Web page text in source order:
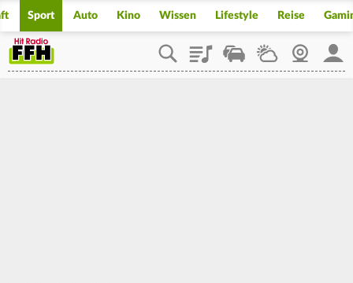
Sport Auto Kino Wissen Lifestyle Reise
PlaylistStaupilotWetterWebcam